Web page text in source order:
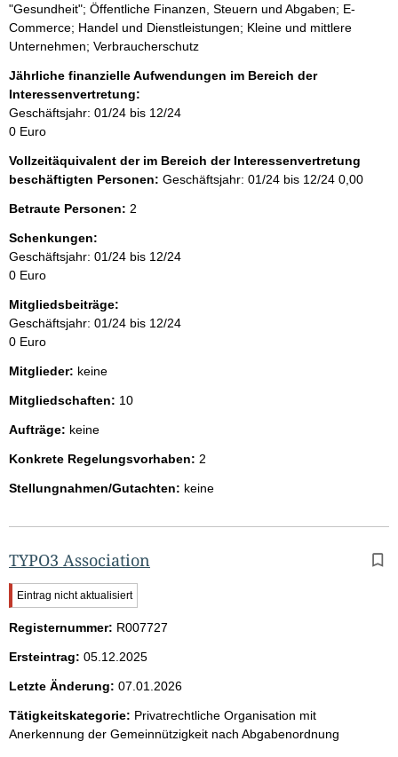
n
w
e
s
:
"Gesundheit"; Öffentliche Finanzen, Steuern und Abgaben; E-
Commerce; Handel und Dienstleistungen; Kleine und mittlere
Unternehmen; Verbraucherschutz
Jährliche finanzielle Aufwendungen im Bereich der
Interessenvertretung:
Geschäftsjahr: 01/24 bis 12/24
0 Euro
Vollzeitäquivalent der im Bereich der Interessenvertretung
beschäftigten Personen: Geschäftsjahr: 01/24 bis 12/24 0,00
Betraute Personen: 2
Schenkungen:
Geschäftsjahr: 01/24 bis 12/24
0 Euro
Mitgliedsbeiträge:
Geschäftsjahr: 01/24 bis 12/24
0 Euro
Mitglieder: keine
Mitgliedschaften: 10
Aufträge: keine
Konkrete Regelungsvorhaben: 2
Stellungnahmen/Gutachten: keine
TYPO3 Association
W
i
c
t
g
r
H
Eintrag nicht aktualisiert
Registernummer: R007727
Ersteintrag: 05.12.2025
Letzte Änderung: 07.01.2026
Tätigkeitskategorie: Privatrechtliche Organisation mit
Anerkennung der Gemeinnützigkeit nach Abgabenordnung